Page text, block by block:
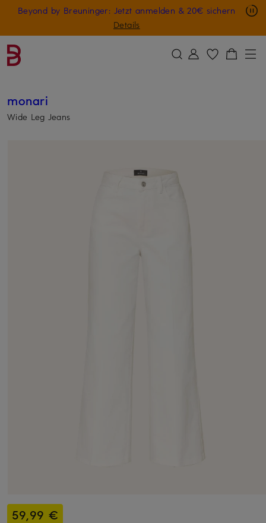
ZUM HAUPTINHALT ÜBERSPRINGEN
Beyond by Breuninger: Jetzt anmelden & 20€ sichern
Details
Nur in der App: -10 € auf digitale Geschenkkarten
GESCHENK20
monari
Wide Leg Jeans
59,99 €